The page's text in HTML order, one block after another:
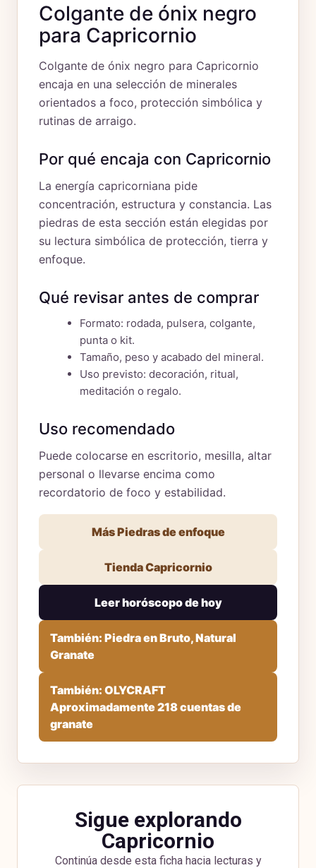
Colgante de ónix negro
para Capricornio
Colgante de ónix negro para Capricornio
encaja en una selección de minerales
orientados a foco, protección simbólica y
rutinas de arraigo.
Por qué encaja con Capricornio
La energía capricorniana pide
concentración, estructura y constancia. Las
piedras de esta sección están elegidas por
su lectura simbólica de protección, tierra y
enfoque.
Qué revisar antes de comprar
Formato: rodada, pulsera, colgante,
punta o kit.
Tamaño, peso y acabado del mineral.
Uso previsto: decoración, ritual,
meditación o regalo.
Uso recomendado
Puede colocarse en escritorio, mesilla, altar
personal o llevarse encima como
recordatorio de foco y estabilidad.
Más Piedras de enfoque
Tienda Capricornio
Leer horóscopo de hoy
También: Piedra en Bruto, Natural
Granate
También: OLYCRAFT
Aproximadamente 218 cuentas de
granate
Sigue explorando
Capricornio
Continúa desde esta ficha hacia lecturas y